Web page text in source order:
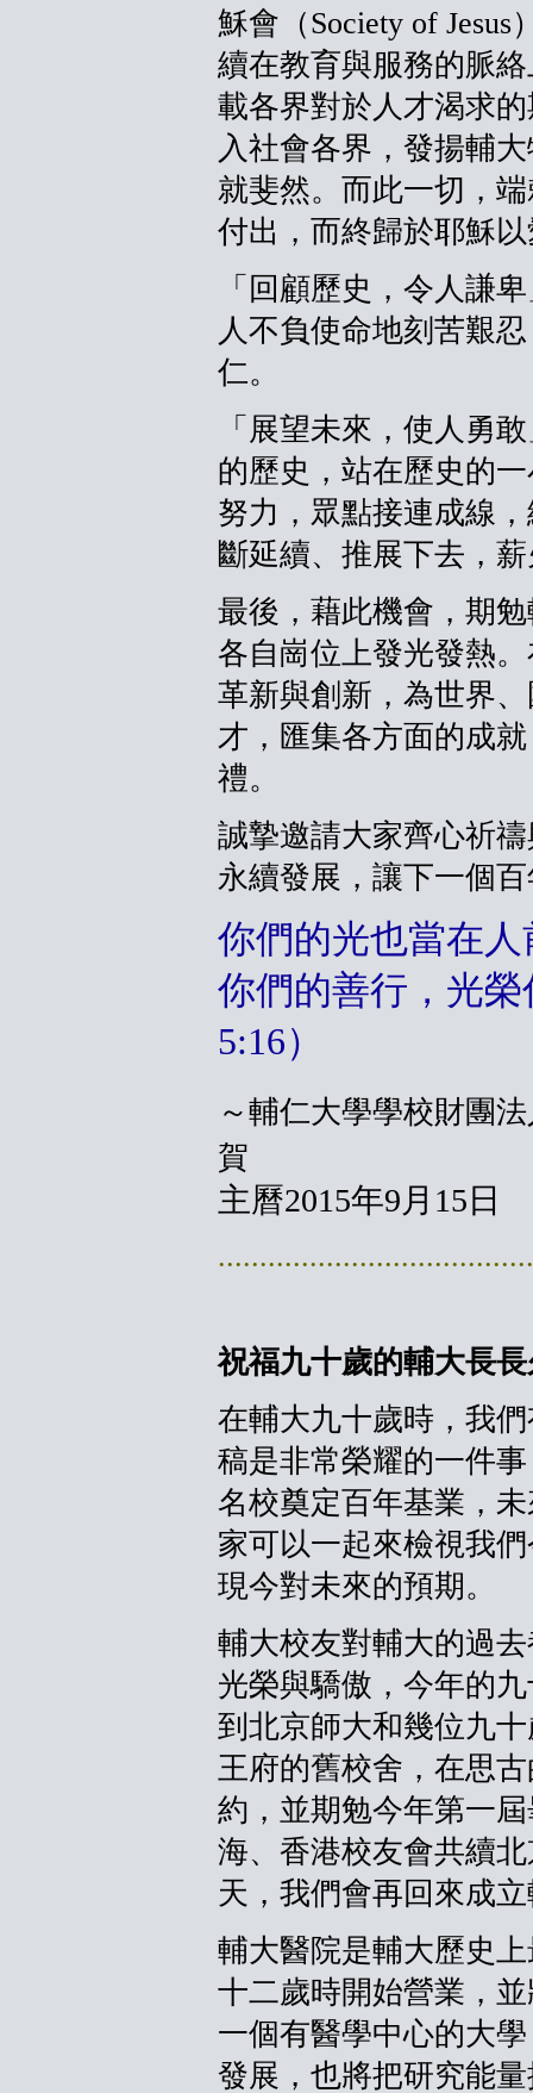
穌會（Society of
續在教育與服務的脈
載各界對於人才渴求
入社會各界，發揚輔
就斐然。而此一切，
付出，而終歸於耶穌
「回顧歷史，令人謙
人不負使命地刻苦艱
仁。
「展望未來，使人勇
的歷史，站在歷史的
努力，眾點接連成線
斷延續、推展下去，
最後，藉此機會，期
各自崗位上發光發熱
革新與創新，為世界
才，匯集各方面的成
禮。
誠摯邀請大家齊心祈
永續發展，讓下一個
你們的光也當在
你們的善行，光
5:16）
～輔仁大學學校財團
賀
主曆2015年9月15日
祝福九十歲的輔大長
在輔大九十歲時，我
稿是非常榮耀的一件
名校奠定百年基業，
家可以一起來檢視我
現今對未來的預期。
輔大校友對輔大的過
光榮與驕傲，今年的
到北京師大和幾位九
王府的舊校舍，在思
約，並期勉今年第一
海、香港校友會共續
天，我們會再回來成
輔大醫院是輔大歷史
十二歲時開始營業，
一個有醫學中心的大
發展，也將把研究能